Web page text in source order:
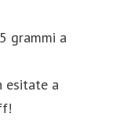
grammi a
esitate a